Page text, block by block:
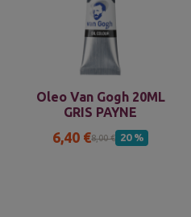
Oleo Van Gogh 20ML
GRIS PAYNE
6,40 €8,00 € 20 %